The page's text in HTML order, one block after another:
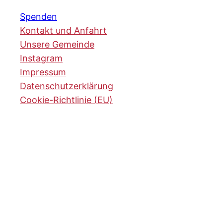
Spenden
Kontakt und Anfahrt
Unsere Gemeinde
Instagram
Impressum
Datenschutzerklärung
Cookie-Richtlinie (EU)